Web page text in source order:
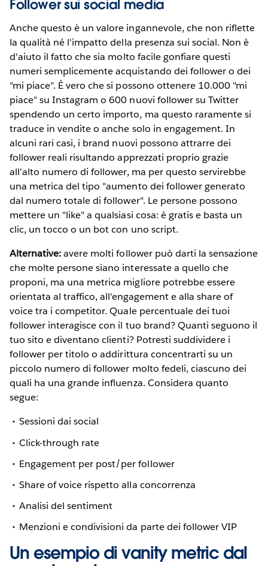
Follower sui social media
Anche questo è un valore ingannevole, che non riflette
la qualità né l'impatto della presenza sui social. Non è
d'aiuto il fatto che sia molto facile gonfiare questi
numeri semplicemente acquistando dei follower o dei
"mi piace". È vero che si possono ottenere 10.000 "mi
piace" su Instagram o 600 nuovi follower su Twitter
spendendo un certo importo, ma questo raramente si
traduce in vendite o anche solo in engagement. In
alcuni rari casi, i brand nuovi possono attrarre dei
follower reali risultando apprezzati proprio grazie
all'alto numero di follower, ma per questo servirebbe
una metrica del tipo "aumento dei follower generato
dal numero totale di follower". Le persone possono
mettere un "like" a qualsiasi cosa: è gratis e basta un
clic, un tocco o un bot con uno script.
Alternative:avere molti follower può darti la sensazione
che molte persone siano interessate a quello che
proponi, ma una metrica migliore potrebbe essere
orientata al traffico, all'engagement e alla share of
voice tra i competitor. Quale percentuale dei tuoi
follower interagisce con il tuo brand? Quanti seguono il
tuo sito e diventano clienti? Potresti suddividere i
follower per titolo o addirittura concentrarti su un
piccolo numero di follower molto fedeli, ciascuno dei
quali ha una grande influenza. Considera quanto
segue:
Sessioni dai social
Click-through rate
Engagement per post/per follower
Share of voice rispetto alla concorrenza
Analisi del sentiment
Menzioni e condivisioni da parte dei follower VIP
Un esempio di vanity metric dal